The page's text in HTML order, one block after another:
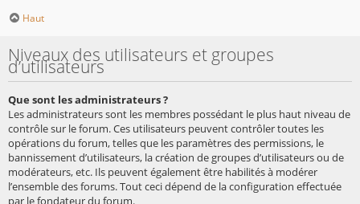
Haut
Niveaux des utilisateurs et groupes
d’utilisateurs
Que sont les administrateurs ?
Les administrateurs sont les membres possédant le plus haut niveau de
contrôle sur le forum. Ces utilisateurs peuvent contrôler toutes les
opérations du forum, telles que les paramètres des permissions, le
bannissement d’utilisateurs, la création de groupes d’utilisateurs ou de
modérateurs, etc. Ils peuvent également être habilités à modérer
l’ensemble des forums. Tout ceci dépend de la configuration effectuée
par le fondateur du forum.